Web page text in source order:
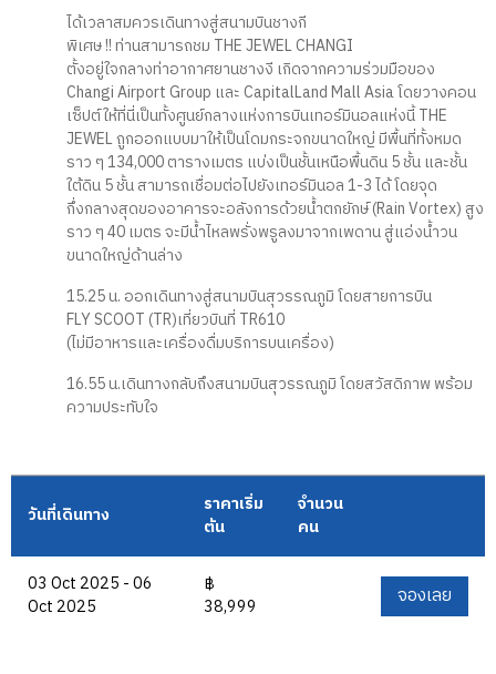
ได้เวลาสมควรเดินทางสู่สนามบินชางกี
พิเศษ !! ท่านสามารถชม THE JEWEL CHANGI
ตั้งอยู่ใจกลางท่าอากาศยานชางงี เกิดจากความร่วมมือของ
Changi Airport Group และ CapitalLand Mall Asia โดยวางคอน
เซ็ปต์ให้ที่นี่เป็นทั้งศูนย์กลางแห่งการบินเทอร์มินอลแห่งนี้ THE
JEWEL ถูกออกแบบมาให้เป็นโดมกระจกขนาดใหญ่ มีพื้นที่ทั้งหมด
ราว ๆ 134,000 ตารางเมตร แบ่งเป็นชั้นเหนือพื้นดิน 5 ชั้น และชั้น
ใต้ดิน 5 ชั้น สามารถเชื่อมต่อไปยังเทอร์มินอล 1-3 ได้ โดยจุด
กึ่งกลางสุดของอาคารจะอลังการด้วยน้ำตกยักษ์ (Rain Vortex) สูง
ราว ๆ 40 เมตร จะมีน้ำไหลพรั่งพรูลงมาจากเพดาน สู่แอ่งน้ำวน
ขนาดใหญ่ด้านล่าง
15.25 น. ออกเดินทางสู่สนามบินสุวรรณภูมิ โดยสายการบิน
FLY SCOOT (TR)เที่ยวบินที่ TR610
(ไม่มีอาหารและเครื่องดื่มบริการบนเครื่อง)
16.55 น.เดินทางกลับถึงสนามบินสุวรรณภูมิ โดยสวัสดิภาพ พร้อม
ความประทับใจ
วันที่เดินทาง
ราคาเริ่ม
ต้น
จำนวน
คน
03 Oct 2025 - 06
Oct 2025
฿
38,999
จองเลย